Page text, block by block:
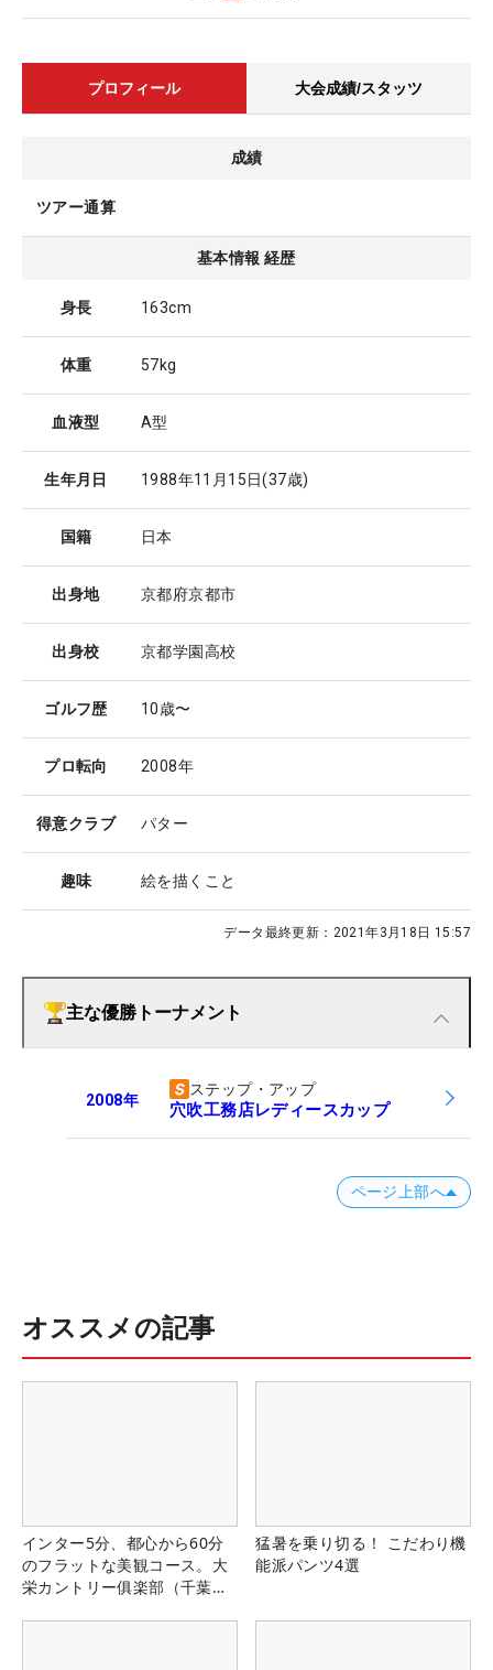
プロフィール 大会成績/スタッツ
成績
ツアー通算
基本情報 経歴
身長 163cm
体重 57kg
血液型 A型
生年月日 1988年11月15日(37歳)
国籍 日本
出身地 京都府京都市
出身校 京都学園高校
ゴルフ歴 10歳〜
プロ転向 2008年
得意クラブ パター
趣味 絵を描くこと
データ最終更新： 2021年3月18日 15:57
主な優勝トーナメント
2008年
ステップ・アップ
穴吹工務店レディースカップ
ページ上部へ
オススメの記事
インター5分、都心から60分
のフラットな美観コース。大
栄カントリー俱楽部（千葉
猛暑を乗り切る！ こだわり機
能派パンツ4選